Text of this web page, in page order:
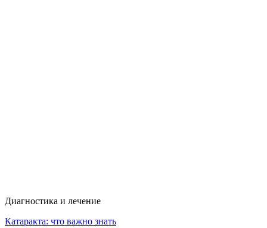
Диагностика и лечение
Катаракта: что важно знать